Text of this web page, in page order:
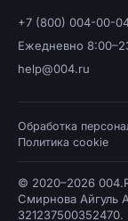
+7 (800) 004-00-
Ежедневно
help@004.ru
Обработка
Политика cookie
© 2020–2026
Смирнова Айгуль
321237500352470.